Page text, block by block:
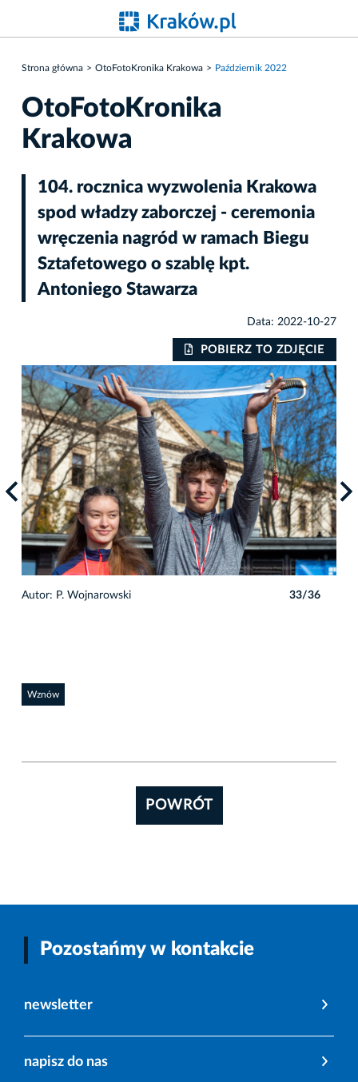
Strona główna OtoFotoKronika Krakowa Październik 2022
OtoFotoKronika
Krakowa
104. rocznica wyzwolenia Krakowa
spod władzy zaborczej - ceremonia
wręczenia nagród w ramach Biegu
Sztafetowego o szablę kpt.
Antoniego Stawarza
Data: 2022-10-27
POBIERZ TO ZDJĘCIE
Autor: P. Wojnarowski 33/36
Wznów
POWRÓT
Pozostańmy w kontakcie
newsletter
napisz do nas